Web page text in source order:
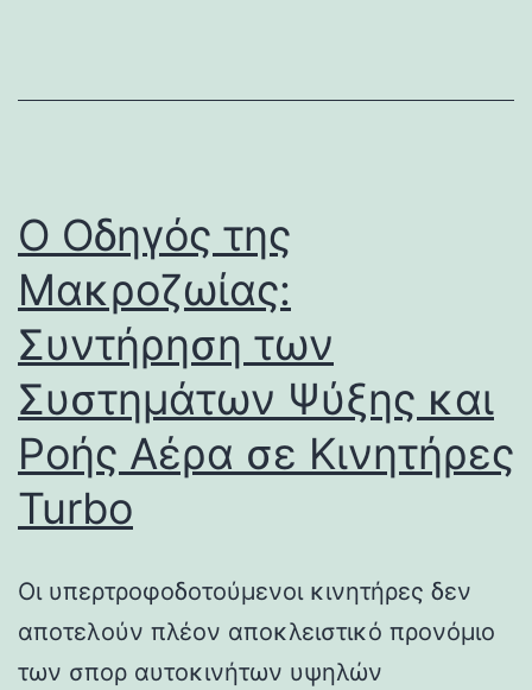
Ο Οδηγός της
Μακροζωίας:
Συντήρηση των
Συστημάτων Ψύξης και
Ροής Αέρα σε Κινητήρες
Turbo
Οι υπερτροφοδοτούμενοι κινητήρες δεν
αποτελούν πλέον αποκλειστικό προνόμιο
των σπορ αυτοκινήτων υψηλών